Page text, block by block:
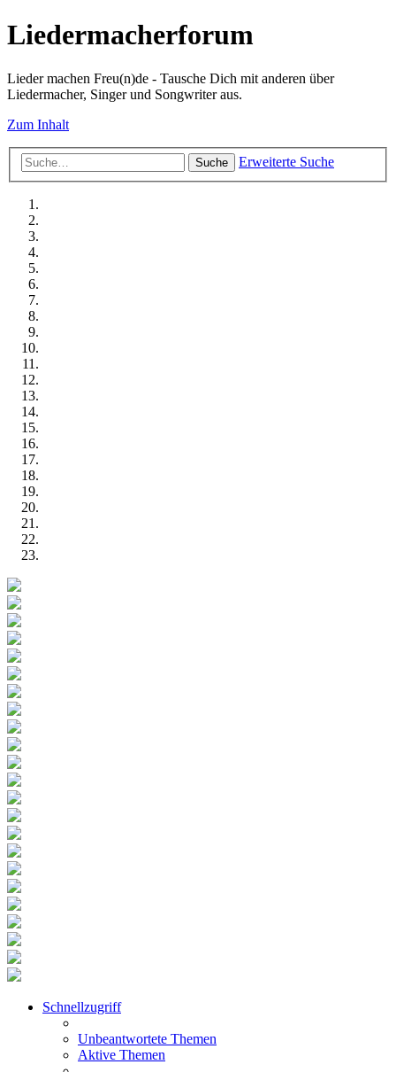
Liedermacherforum
Lieder machen Freu(n)de - Tausche Dich mit anderen über
Liedermacher, Singer und Songwriter aus.
Zum Inhalt
Suche Erweiterte Suche
Schnellzugriff
Unbeantwortete Themen
Aktive Themen